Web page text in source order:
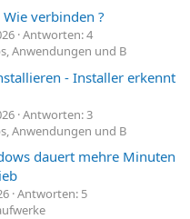
Wie verbinden ?
Antworten: 4
Anwendungen und B
- Installer erkennt
Antworten: 3
Anwendungen und B
dauert mehre Minuten
Antworten: 5